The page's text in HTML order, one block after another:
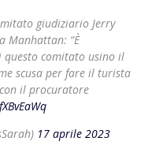
giudiziario Jerry
Manhattan: “È
questo comitato usino il
scusa per fare il turista
il procuratore
17 aprile 2023